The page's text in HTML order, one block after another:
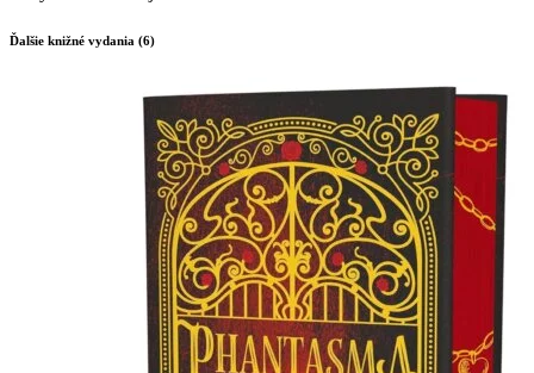
Ďalšie knižné vydania (6)